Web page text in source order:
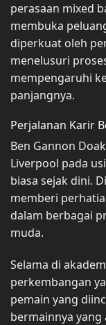
perasaan mixed
membuka
diperkuat oleh
menelusuri
mempengaruhi
panjangnya.
Perjalanan Karir
Ben Gannon
Liverpool pada
biasa sejak dini.
memberi
dalam berbagai
muda.
Selama di
perkembangan
pemain yang
bermainnya yang